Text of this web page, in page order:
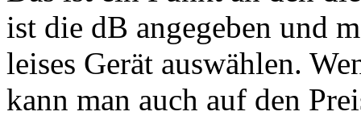
ist die dB angegeben und
leises Gerät auswählen.
kann man auch auf den